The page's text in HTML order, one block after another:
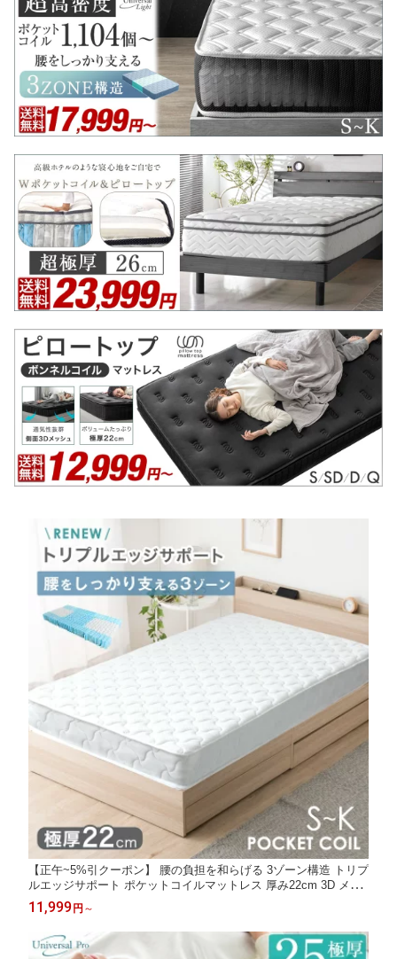
【正午~5%引クーポン】 腰の負担を和らげる 3ゾーン構造 トリプ
ルエッジサポート ポケットコイルマットレス 厚み22cm 3D メッ
シュ 通気性 3ゾーン ポケットコイル マットレス 体圧分散 シング
ル セミダブル ダブル クイーン キング スプリングマットレス 防
11,999 円 ～